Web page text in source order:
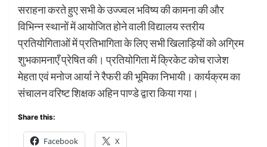
सराहना करते हुए सभी के उज्ज्वल भविष्य की कामना की और
विभिन्न स्थानों में आयोजित होने वाली विद्यालय स्तरीय
प्रतियोगिताओं में प्रतिभागिता के लिए सभी खिलाड़ियों को अग्रिम
शुभकामनाएँ प्रेषित की। प्रतियोगिता में क्रिकेट कोच राजेश
मेहता एवं मनोज आर्या ने रैफरी की भूमिका निभायी। कार्यक्रम का
संचालन वरिष्ट शिक्षक अहिन पाण्डे द्वारा किया गया।
Share this:
Facebook X